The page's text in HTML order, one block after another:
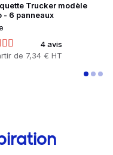
Trucker modèle
- 6 panneaux
4 avis
de 7,34 € HT